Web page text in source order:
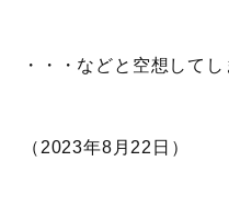
・・・などと空想してし
（2023年8月22日）